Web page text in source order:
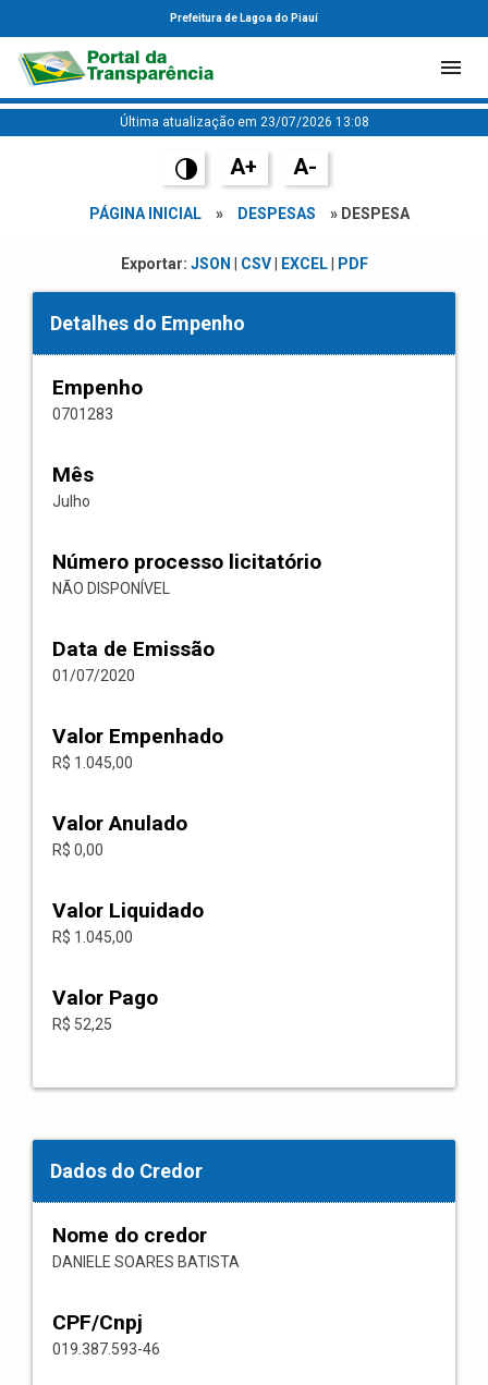
Prefeitura de Lagoa do Piauí
Última atualização em 23/07/2026 13:08
A+ A-
PÁGINA INICIAL » DESPESAS » DESPESA
Exportar: JSON CSV| EXCEL| PDF
Detalhes do Empenho
Empenho
0701283
Mês
Julho
Número processo licitatório
NÃO DISPONÍVEL
Data de Emissão
01/07/2020
Valor Empenhado
R$ 1.045,00
Valor Anulado
R$ 0,00
Valor Liquidado
R$ 1.045,00
Valor Pago
R$ 52,25
Dados do Credor
Nome do credor
DANIELE SOARES BATISTA
CPF/Cnpj
019.387.593-46